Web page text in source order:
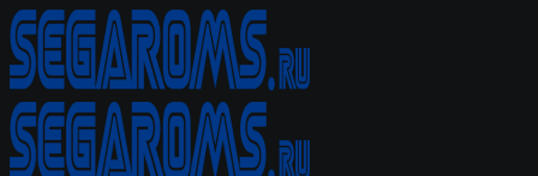
Перейти
к
контенту